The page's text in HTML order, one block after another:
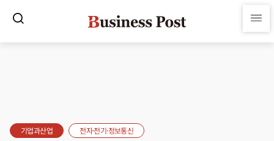
기업과산업 전자·전기·정보통신